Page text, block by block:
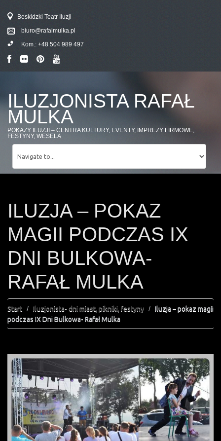
Beskidzki Teatr Iluzji
biuro@rafalmulka.pl
Kom.: +48 504 989 497
ILUZJONISTA RAFAŁ
MULKA
POKAZY ILUZJI – CENTRA KULTURY, EVENTY, IMPREZY FIRMOWE,
FESTYNY, WESELA
ILUZJA – POKAZ
MAGII PODCZAS IX
DNI BULKOWA-
RAFAŁ MULKA
Start Iluzjonista- dni miast, pikniki, festyny
Iluzja – pokaz magii
podczas IX Dni Bulkowa- Rafał Mulka